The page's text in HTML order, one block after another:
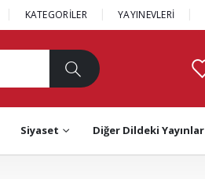
KATEGORİLER YAYINEVLERİ
Siyaset Diğer Dildeki Yayınlar